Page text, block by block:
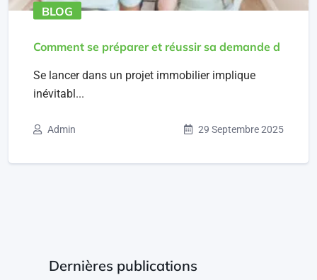
BLOG
Comment se préparer et réussir sa demande d
Se lancer dans un projet immobilier implique
inévitabl...
Admin 29 Septembre 2025
Dernières publications